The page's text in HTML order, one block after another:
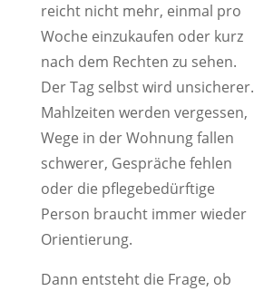
reicht nicht mehr, einmal pro
Woche einzukaufen oder kurz
nach dem Rechten zu sehen.
Der Tag selbst wird unsicherer.
Mahlzeiten werden vergessen,
Wege in der Wohnung fallen
schwerer, Gespräche fehlen
oder die pflegebedürftige
Person braucht immer wieder
Orientierung.
Dann entsteht die Frage, ob